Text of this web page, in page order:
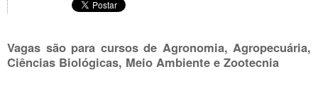
Vagas são para cursos de Agronomia, Agropecuária,
Ciências Biológicas, Meio Ambiente e Zootecnia